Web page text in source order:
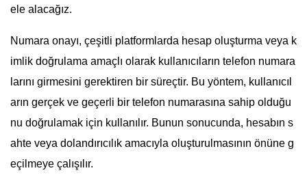
ele alacağız.
Numara onayı, çeşitli platformlarda hesap oluşturma veya k
imlik doğrulama amaçlı olarak kullanıcıların telefon numara
larını girmesini gerektiren bir süreçtir. Bu yöntem, kullanıcıl
arın gerçek ve geçerli bir telefon numarasına sahip olduğu
nu doğrulamak için kullanılır. Bunun sonucunda, hesabın s
ahte veya dolandırıcılık amacıyla oluşturulmasının önüne g
eçilmeye çalışılır.